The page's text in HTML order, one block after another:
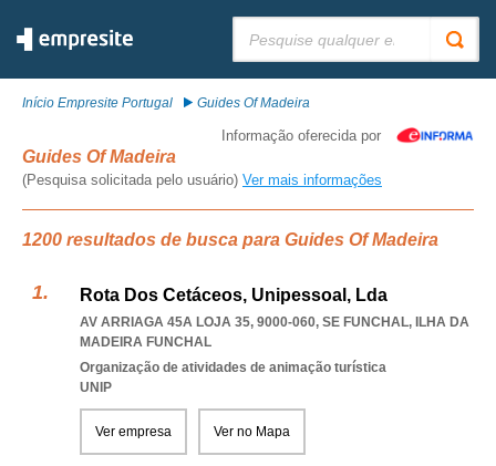
Início Empresite Portugal Guides Of Madeira
Informação oferecida por
Guides Of Madeira
(Pesquisa solicitada pelo usuário) Ver mais informações
1200 resultados de busca para Guides Of Madeira
Rota Dos Cetáceos, Unipessoal, Lda
AV ARRIAGA 45A LOJA 35, 9000-060, SE FUNCHAL, ILHA DA
MADEIRA FUNCHAL
Organização de atividades de animação turística
UNIP
Ver empresa Ver no Mapa